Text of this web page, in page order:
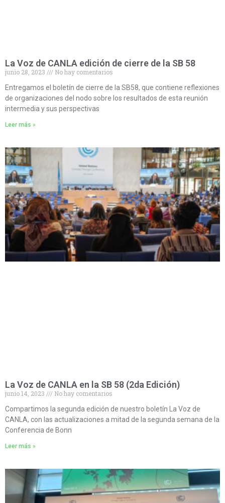
La Voz de CANLA edición de cierre de la SB 58
junio 28, 2023
No hay comentarios
Entregamos el boletín de cierre de la SB58, que contiene reflexiones
de organizaciones del nodo sobre los resultados de esta reunión
intermedia y sus perspectivas
Leer más »
La Voz de CANLA en la SB 58 (2da Edición)
junio 14, 2023
No hay comentarios
Compartimos la segunda edición de nuestro boletín La Voz de
CANLA, con las actualizaciones a mitad de la segunda semana de la
Conferencia de Bonn
Leer más »